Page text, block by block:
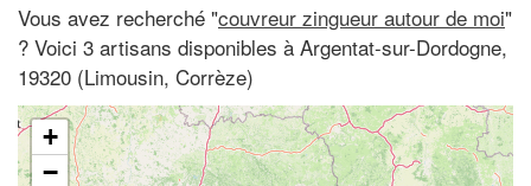
Vous avez recherché "couvreur zingueur autour de moi"
? Voici 3 artisans disponibles à Argentat-sur-Dordogne,
19320 (Limousin, Corrèze)
+
−